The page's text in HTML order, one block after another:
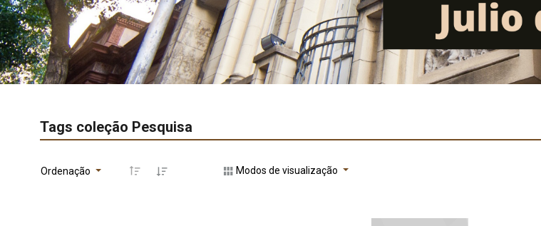
Tags coleção Pesquisa
Ordenação Modos de visualização